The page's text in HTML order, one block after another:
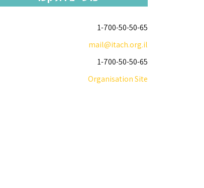
1-700-50-50-65
mail@itach.org.il
1-700-50-50-65
Organisation Site